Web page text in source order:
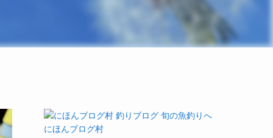
にほんブログ村